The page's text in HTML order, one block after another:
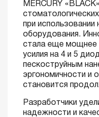
MERCURY
при
оборудования.
стала еще мощнее
усилия на 4 и 5
пескоструйным
эргономичности и
становится
Разработчики
надежности и